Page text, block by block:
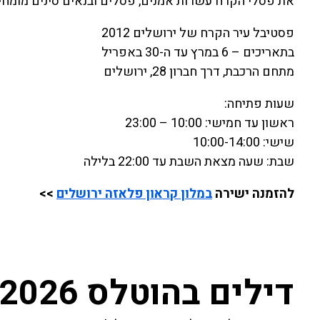
פסטיבל עיר הקרח של ירושלים 2012
בתאריכים – 6 במרץ עד ה-30 באפריל
מתחם הרכבת, דרך חברון 28, ירושלים
שעות פתיחה:
ראשון עד חמישי: 10:00 – 23:00
שישי: 10:00-14:00
שבת: שעה מצאת השבת עד 22:00 בלילה
להזמנה ישירהבמלון קראון פלאזה ירושלים>>
דילים בהוטלס 2026